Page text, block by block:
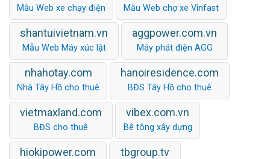
Mẫu Web xe chạy điện Mẫu Web chợ xe Vinfast
shantuivietnam.vn
Mẫu Web Máy xúc lật
aggpower.com.vn
Máy phát điện AGG
nhahotay.com
Nhà Tây Hồ cho thuê
hanoiresidence.com
BĐS Tây Hồ cho thuê
vietmaxland.com
BĐS cho thuê
vibex.com.vn
Bê tông xây dựng
hiokipower.com tbgroup.tv